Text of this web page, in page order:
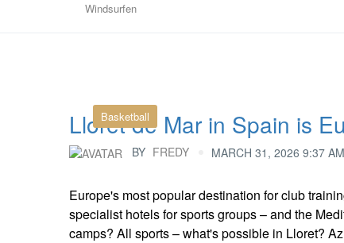
Windsurfen
Basketball
Lloret de Mar in Spain is
BY FREDY MARCH 31, 2026 9:37 AM
Europe's most popular destination for club
specialist hotels for sports groups – and the
camps? All sports – what's possible in Lloret?